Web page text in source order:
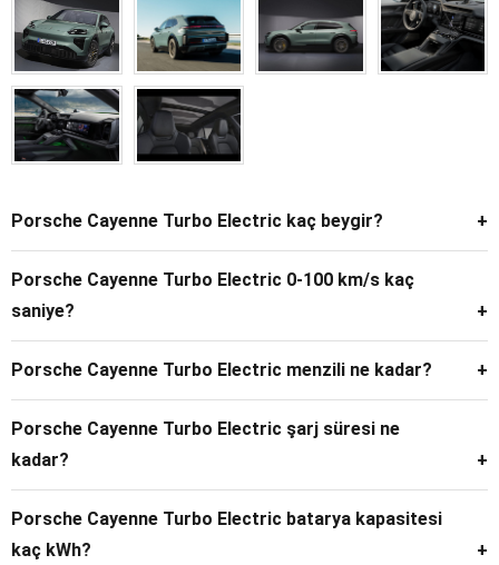
Porsche Cayenne Turbo Electric kaç beygir?
Porsche Cayenne Turbo Electric, Launch Control aktifken
1.156 PS (850 kW) güç üretiyor. Bu değer, Porsche’nin
bugüne kadar ürettiği en güçlü seri üretim otomobil olmasını
sağlıyor.
Porsche Cayenne Turbo Electric 0-100 km/s kaç
saniye?
Cayenne Turbo Electric, 0-100 km/s hızlanmasını sadece 2.5
saniyede tamamlıyor. Bu süre, birçok süper spor otomobilden
daha hızlı.
Porsche Cayenne Turbo Electric menzili ne kadar?
Cayenne Turbo Electric, 623 km sürüş menzili sunmaktadır.
Porsche Cayenne Turbo Electric şarj süresi ne
kadar?
DC hızlı şarj (400 kW) ile – aralığında 16 dakikanın altında şarj
olmaktadır.
Porsche Cayenne Turbo Electric batarya kapasitesi
kaç kWh?